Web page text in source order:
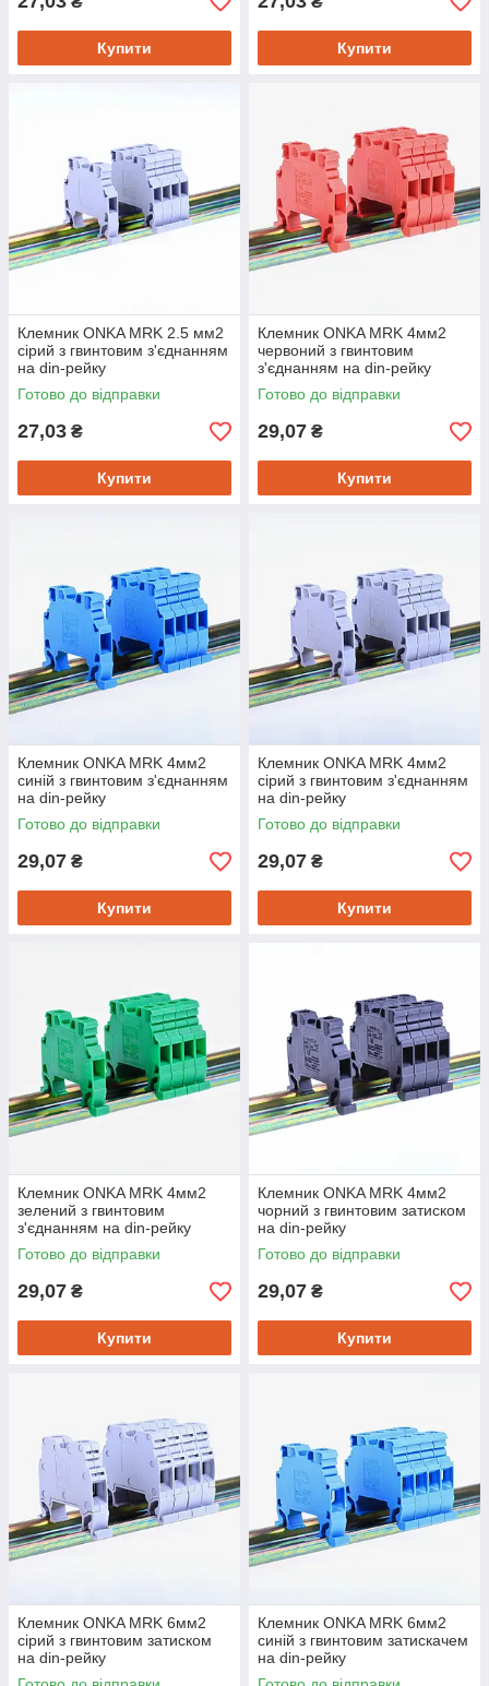
Купити Купити
Клемник ONKA MRK 2.5 мм2
сірий з гвинтовим з'єднанням
на din-рейку
Готово до відправки
27,03 ₴
Купити
Клемник ONKA MRK 4мм2
червоний з гвинтовим
з'єднанням на din-рейку
Готово до відправки
29,07 ₴
Купити
Клемник ONKA MRK 4мм2
синій з гвинтовим з'єднанням
на din-рейку
Готово до відправки
29,07 ₴
Купити
Клемник ONKA MRK 4мм2
сірий з гвинтовим з'єднанням
на din-рейку
Готово до відправки
29,07 ₴
Купити
Клемник ONKA MRK 4мм2
зелений з гвинтовим
з'єднанням на din-рейку
Готово до відправки
29,07 ₴
Купити
Клемник ONKA MRK 4мм2
чорний з гвинтовим затиском
на din-рейку
Готово до відправки
29,07 ₴
Купити
Клемник ONKA MRK 6мм2
сірий з гвинтовим затиском
на din-рейку
Клемник ONKA MRK 6мм2
синій з гвинтовим затискачем
на din-рейку